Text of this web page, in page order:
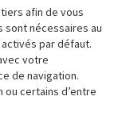
afin de vous
sont nécessaires au
par défaut.
votre
de navigation.
certains d’entre